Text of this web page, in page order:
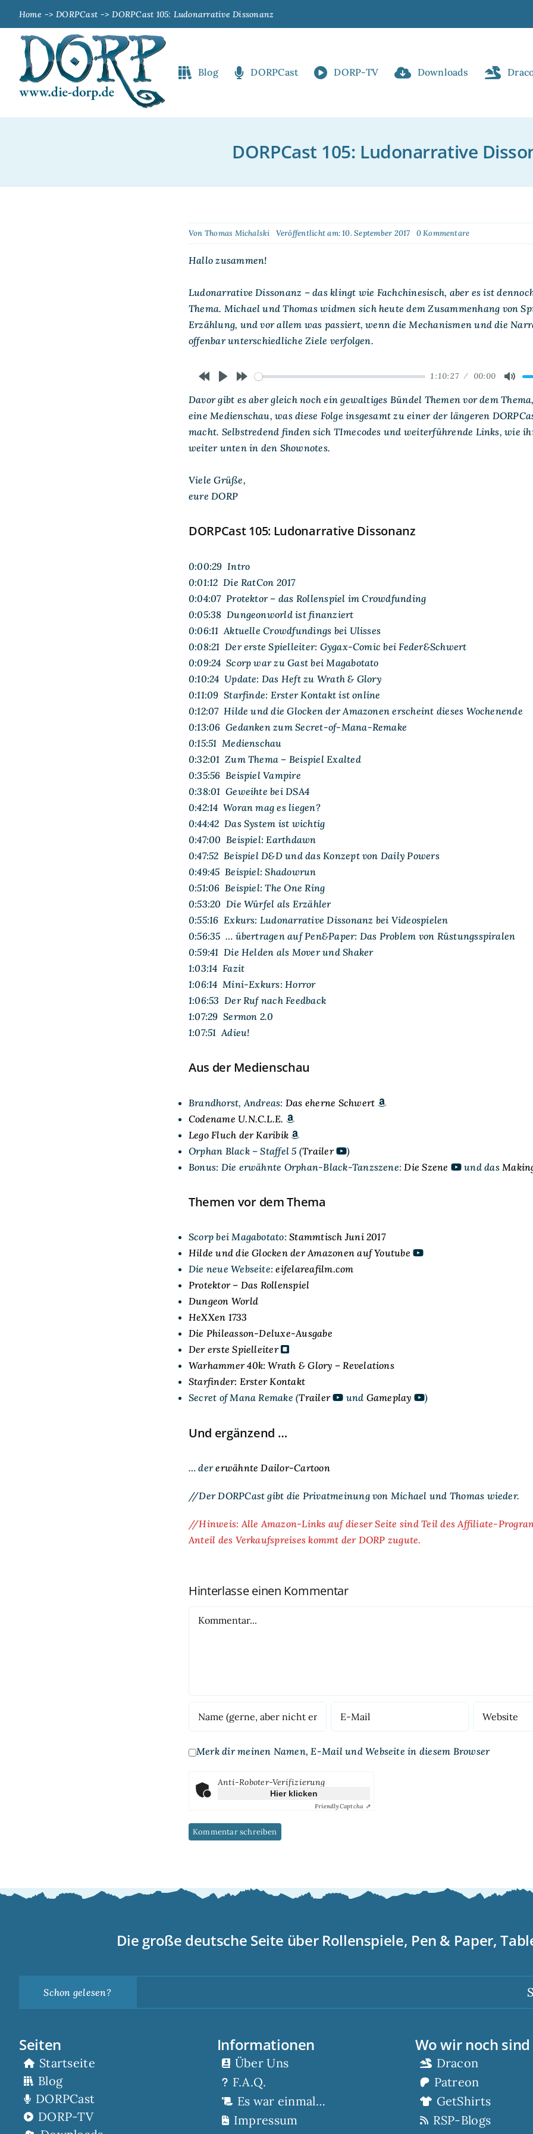
springen
Home DORPCast DORPCast 105: Ludonarrative Dissonanz
Blog DORPCast DORP-TV Downloads
DORPCast 105: Ludonarrative
Von Thomas Michalski Veröffentlicht am: 10. September 2017 0 Kommentareon
DORPCast
Hallo zusammen!
Ludonarrative Dissonanz – das klingt wie Fachchinesisch, aber es ist
Thema. Michael und Thomas widmen sich heute dem Zusammenhang von
Erzählung, und vor allem was passiert, wenn die Mechanismen und die
offenbar unterschiedliche Ziele verfolgen.
10s
10s
1:10:27 00:00
Davor gibt es aber gleich noch ein gewaltiges Bündel Themen vor dem
eine Medienschau, was diese Folge insgesamt zu einer der längeren
macht. Selbstredend finden sich TImecodes und weiterführende Links, wie
weiter unten in den Shownotes.
Viele Grüße,
eure DORP
DORPCast 105: Ludonarrative Dissonanz
0:00:29 Intro
0:01:12 Die RatCon 2017
0:04:07 Protektor – das Rollenspiel im Crowdfunding
0:05:38 Dungeonworld ist finanziert
0:06:11 Aktuelle Crowdfundings bei Ulisses
0:08:21 Der erste Spielleiter: Gygax-Comic bei Feder&Schwert
0:09:24 Scorp war zu Gast bei Magabotato
0:10:24 Update: Das Heft zu Wrath & Glory
0:11:09 Starfinde: Erster Kontakt ist online
0:12:07 Hilde und die Glocken der Amazonen erscheint dieses Wochenende
0:13:06 Gedanken zum Secret-of-Mana-Remake
0:15:51 Medienschau
0:32:01 Zum Thema – Beispiel Exalted
0:35:56 Beispiel Vampire
0:38:01 Geweihte bei DSA4
0:42:14 Woran mag es liegen?
0:44:42 Das System ist wichtig
0:47:00 Beispiel: Earthdawn
0:47:52 Beispiel D&D und das Konzept von Daily Powers
0:49:45 Beispiel: Shadowrun
0:51:06 Beispiel: The One Ring
0:53:20 Die Würfel als Erzähler
0:55:16 Exkurs: Ludonarrative Dissonanz bei Videospielen
0:56:35 … übertragen auf Pen&Paper: Das Problem von Rüstungsspiralen
0:59:41 Die Helden als Mover und Shaker
1:03:14 Fazit
1:06:14 Mini-Exkurs: Horror
1:06:53 Der Ruf nach Feedback
1:07:29 Sermon 2.0
1:07:51 Adieu!
Aus der Medienschau
Brandhorst, Andreas: Das eherne Schwert
Codename U.N.C.L.E.
Lego Fluch der Karibik
Orphan Black – Staffel 5 (Trailer
)
Bonus: Die erwähnte Orphan-Black-Tanzszene: Die Szene und das
Themen vor dem Thema
Scorp bei Magabotato:Stammtisch Juni 2017
Hilde und die Glocken der Amazonen auf Youtube
Die neue Webseite:eifelareafilm.com
Protektor – Das Rollenspiel
Dungeon World
HeXXen 1733
Die Phileasson-Deluxe-Ausgabe
Der erste Spielleiter
Warhammer 40k: Wrath & Glory – Revelations
Starfinder: Erster Kontakt
Secret of Mana Remake (Trailer und Gameplay )
Und ergänzend …
… dererwähnte Dailor-Cartoon
//Der DORPCast gibt die Privatmeinung von Michael und Thomas wieder.
//Hinweis: Alle Amazon-Links auf dieser Seite sind Teil des Affiliate-
Anteil des Verkaufspreises kommt der DORP zugute.
Hinterlasse einen Kommentar
Kommentar
Merk dir meinen Namen, E-Mail und Webseite in diesem Browser
Anti-Roboter-Verifizierung
Hier klicken
FriendlyCaptcha ⇗
Die große deutsche Seite über Rollenspiele, Pen & Paper,
Schon gelesen?
Seiten
Startseite
Blog
DORPCast
DORP-TV
Informationen
Über Uns
F.A.Q.
Es war einmal…
Impressum
Wo wir noch sind
Dracon
Patreon
GetShirts
RSP-Blogs